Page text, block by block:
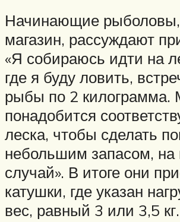
Начинающие
магазин, рассуждают
«Я собираюсь идти на
где я буду ловить,
рыбы по 2 килограмма.
понадобится
леска, чтобы сделать
небольшим запасом, на
случай». В итоге они
катушки, где указан
вес, равный 3 или 3,5